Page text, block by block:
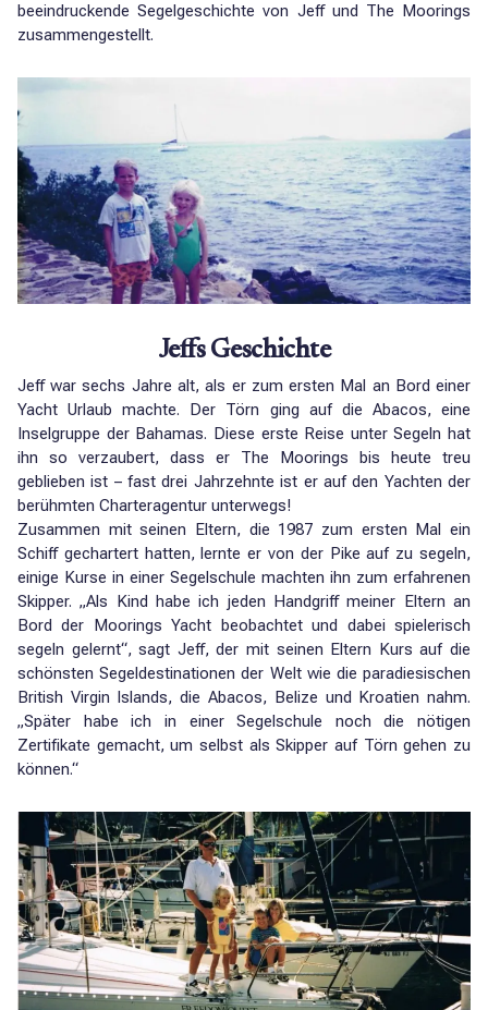
beeindruckende Segelgeschichte von Jeff und The Moorings
zusammengestellt.
Jeffs Geschichte
Jeff war sechs Jahre alt, als er zum ersten Mal an Bord einer
Yacht Urlaub machte. Der Törn ging auf die Abacos, eine
Inselgruppe der Bahamas. Diese erste Reise unter Segeln hat
ihn so verzaubert, dass er The Moorings bis heute treu
geblieben ist – fast drei Jahrzehnte ist er auf den Yachten der
berühmten Charteragentur unterwegs!
Zusammen mit seinen Eltern, die 1987 zum ersten Mal ein
Schiff gechartert hatten, lernte er von der Pike auf zu segeln,
einige Kurse in einer Segelschule machten ihn zum erfahrenen
Skipper. „Als Kind habe ich jeden Handgriff meiner Eltern an
Bord der Moorings Yacht beobachtet und dabei spielerisch
segeln gelernt“, sagt Jeff, der mit seinen Eltern Kurs auf die
schönsten Segeldestinationen der Welt wie die paradiesischen
British Virgin Islands, die Abacos, Belize und Kroatien nahm.
„Später habe ich in einer Segelschule noch die nötigen
Zertifikate gemacht, um selbst als Skipper auf Törn gehen zu
können.“